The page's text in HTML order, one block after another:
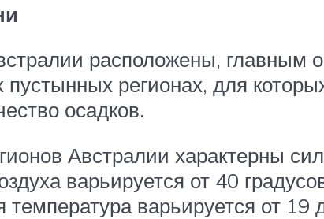
расположены, главным
регионах, для
осадков.
Австралии характерны
варьируется от 40
варьируется от 19